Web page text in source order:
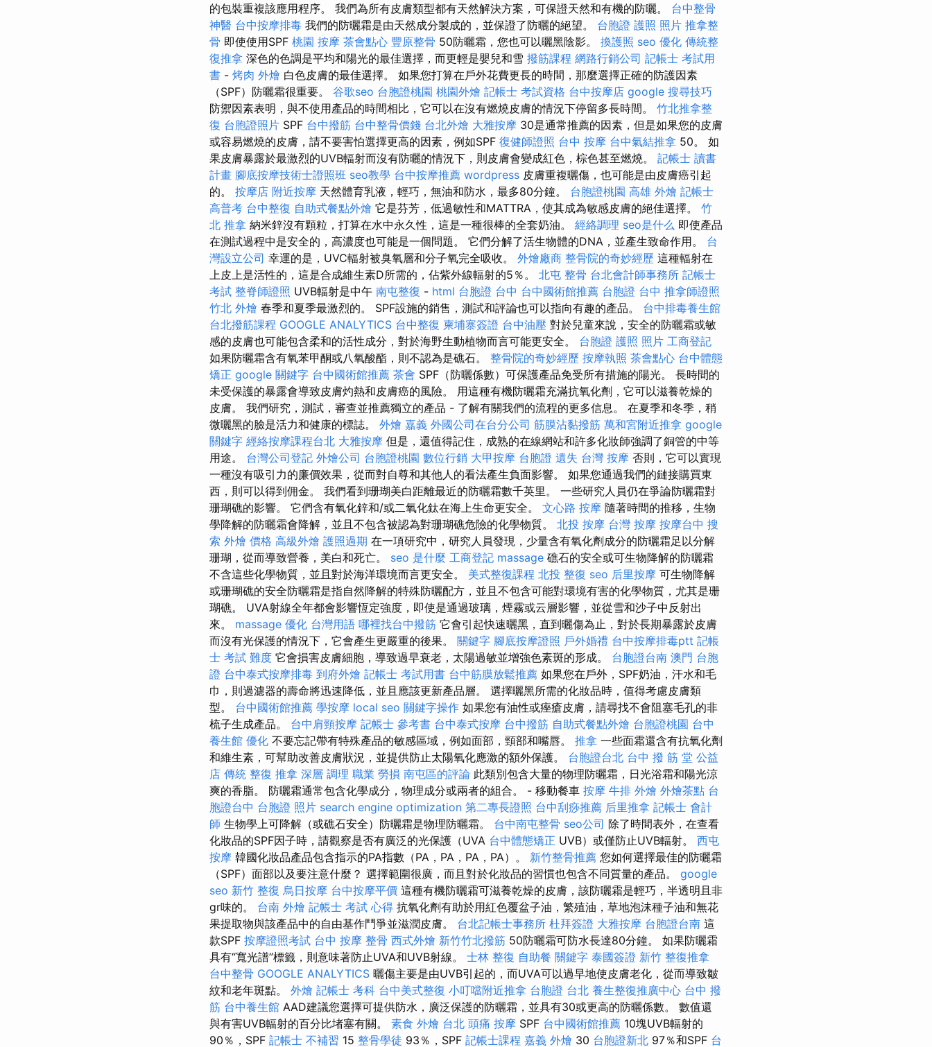
的包裝重複該應用程序。 我們為所有皮膚類型都有天然解決方案，可保證天然和有機的防曬。 台中整骨
神醫 台中按摩排毒 我們的防曬霜是由天然成分製成的，並保證了防曬的絕望。 台胞證 護照 照片 推拿整
骨 即使使用SPF 桃園 按摩 茶會點心 豐原整骨 50防曬霜，您也可以曬黑陰影。 換護照 seo 優化 傳統整
復推拿 深色的色調是平均和陽光的最佳選擇，而更輕是嬰兒和雪 撥筋課程 網路行銷公司 記帳士 考試用
書 - 烤肉 外燴 白色皮膚的最佳選擇。 如果您打算在戶外花費更長的時間，那麼選擇正確的防護因素
（SPF）防曬霜很重要。 谷歌seo 台胞證桃園 桃園外燴 記帳士 考試資格 台中按摩店 google 搜尋技巧
防禦因素表明，與不使用產品的時間相比，它可以在沒有燃燒皮膚的情況下停留多長時間。 竹北推拿整
復 台胞證照片 SPF 台中撥筋 台中整骨價錢 台北外燴 大雅按摩 30是通常推薦的因素，但是如果您的皮膚
或容易燃燒的皮膚，請不要害怕選擇更高的因素，例如SPF 復健師證照 台中 按摩 台中氣結推拿 50。 如
果皮膚暴露於最激烈的UVB輻射而沒有防曬的情況下，則皮膚會變成紅色，棕色甚至燃燒。 記帳士 讀書
計畫 腳底按摩技術士證照班 seo教學 台中按摩推薦 wordpress 皮膚重複曬傷，也可能是由皮膚癌引起
的。 按摩店 附近按摩 天然體育乳液，輕巧，無油和防水，最多80分鐘。 台胞證桃園 高雄 外燴 記帳士
高普考 台中整復 自助式餐點外燴 它是芬芳，低過敏性和MATTRA，使其成為敏感皮膚的絕佳選擇。 竹
北 推拿 納米鋅沒有顆粒，打算在水中永久性，這是一種很棒的全套奶油。 經絡調理 seo是什么 即使產品
在測試過程中是安全的，高濃度也可能是一個問題。 它們分解了活生物體的DNA，並產生致命作用。 台
灣設立公司 幸運的是，UVC輻射被臭氧層和分子氧完全吸收。 外燴廠商 整骨院的奇妙經歷 這種輻射在
上皮上是活性的，這是合成維生素D所需的，佔紫外線輻射的5％。 北屯 整骨 台北會計師事務所 記帳士
考試 整脊師證照 UVB輻射是中午 南屯整復 - html 台胞證 台中 台中國術館推薦 台胞證 台中 推拿師證照
竹北 外燴 春季和夏季最激烈的。 SPF設施的銷售，測試和評論也可以指向有趣的產品。 台中排毒養生館
台北撥筋課程 GOOGLE ANALYTICS 台中整復 柬埔寨簽證 台中油壓 對於兒童來說，安全的防曬霜或敏
感的皮膚也可能包含柔和的活性成分，對於海野生動植物而言可能更安全。 台胞證 護照 照片 工商登記
如果防曬霜含有氧苯甲酮或八氧酸酯，則不認為是礁石。 整骨院的奇妙經歷 按摩執照 茶會點心 台中體態
矯正 google 關鍵字 台中國術館推薦 茶會 SPF（防曬係數）可保護產品免受所有措施的陽光。 長時間的
未受保護的暴露會導致皮膚灼熱和皮膚癌的風險。 用這種有機防曬霜充滿抗氧化劑，它可以滋養乾燥的
皮膚。 我們研究，測試，審查並推薦獨立的產品 - 了解有關我們的流程的更多信息。 在夏季和冬季，稍
微曬黑的臉是活力和健康的標誌。 外燴 嘉義 外國公司在台分公司 筋膜沾黏撥筋 萬和宮附近推拿 google
關鍵字 經絡按摩課程台北 大雅按摩 但是，還值得記住，成熟的在線網站和許多化妝師強調了銅管的中等
用途。 台灣公司登記 外燴公司 台胞證桃園 數位行銷 大甲按摩 台胞證 遺失 台灣 按摩 否則，它可以實現
一種沒有吸引力的廉價效果，從而對自尊和其他人的看法產生負面影響。 如果您通過我們的鏈接購買東
西，則可以得到佣金。 我們看到珊瑚美白距離最近的防曬霜數千英里。 一些研究人員仍在爭論防曬霜對
珊瑚礁的影響。 它們含有氧化鋅和/或二氧化鈦在海上生命更安全。 文心路 按摩 隨著時間的推移，生物
學降解的防曬霜會降解，並且不包含被認為對珊瑚礁危險的化學物質。 北投 按摩 台灣 按摩 按摩台中 搜
索 外燴 價格 高級外燴 護照過期 在一項研究中，研究人員發現，少量含有氧化劑成分的防曬霜足以分解
珊瑚，從而導致營養，美白和死亡。 seo 是什麼 工商登記 massage 礁石的安全或可生物降解的防曬霜
不含這些化學物質，並且對於海洋環境而言更安全。 美式整復課程 北投 整復 seo 后里按摩 可生物降解
或珊瑚礁的安全防曬霜是指自然降解的特殊防曬配方，並且不包含可能對環境有害的化學物質，尤其是珊
瑚礁。 UVA射線全年都會影響恆定強度，即使是通過玻璃，煙霧或云層影響，並從雪和沙子中反射出
來。 massage 優化 台灣用語 哪裡找台中撥筋 它會引起快速曬黑，直到曬傷為止，對於長期暴露於皮膚
而沒有光保護的情況下，它會產生更嚴重的後果。 關鍵字 腳底按摩證照 戶外婚禮 台中按摩排毒ptt 記帳
士 考試 難度 它會損害皮膚細胞，導致過早衰老，太陽過敏並增強色素斑的形成。 台胞證台南 澳門 台胞
證 台中泰式按摩排毒 到府外燴 記帳士 考試用書 台中筋膜放鬆推薦 如果您在戶外，SPF奶油，汗水和毛
巾，則過濾器的壽命將迅速降低，並且應該更新產品層。 選擇曬黑所需的化妝品時，值得考慮皮膚類
型。 台中國術館推薦 學按摩 local seo 關鍵字操作 如果您有油性或痤瘡皮膚，請尋找不會阻塞毛孔的非
梳子生成產品。 台中肩頸按摩 記帳士 參考書 台中泰式按摩 台中撥筋 自助式餐點外燴 台胞證桃園 台中
養生館 優化 不要忘記帶有特殊產品的敏感區域，例如面部，頸部和嘴唇。 推拿 一些面霜還含有抗氧化劑
和維生素，可幫助改善皮膚狀況，並提供防止太陽氧化應激的額外保護。 台胞證台北 台中 撥 筋 堂 公益
店 傳統 整復 推拿 深層 調理 職業 勞損 南屯區的評論 此類別包含大量的物理防曬霜，日光浴霜和陽光涼
爽的香脂。 防曬霜通常包含化學成分，物理成分或兩者的組合。 - 移動餐車 按摩 牛排 外燴 外燴茶點 台
胞證台中 台胞證 照片 search engine optimization 第二專長證照 台中刮痧推薦 后里推拿 記帳士 會計
師 生物學上可降解（或礁石安全）防曬霜是物理防曬霜。 台中南屯整骨 seo公司 除了時間表外，在查看
化妝品的SPF因子時，請觀察是否有廣泛的光保護（UVA 台中體態矯正 UVB）或僅防止UVB輻射。 西屯
按摩 韓國化妝品產品包含指示的PA指數（PA，PA，PA，PA）。 新竹整骨推薦 您如何選擇最佳的防曬霜
（SPF）面部以及要注意什麼？ 選擇範圍很廣，而且對於化妝品的習慣也包含不同質量的產品。 google
seo 新竹 整復 烏日按摩 台中按摩平價 這種有機防曬霜可滋養乾燥的皮膚，該防曬霜是輕巧，半透明且非
gr味的。 台南 外燴 記帳士 考試 心得 抗氧化劑有助於用紅色覆盆子油，繁殖油，草地泡沫種子油和無花
果提取物與該產品中的自由基作鬥爭並滋潤皮膚。 台北記帳士事務所 杜拜簽證 大雅按摩 台胞證台南 這
款SPF 按摩證照考試 台中 按摩 整骨 西式外燴 新竹竹北撥筋 50防曬霜可防水長達80分鐘。 如果防曬霜
具有“寬光譜”標籤，則意味著防止UVA和UVB射線。 士林 整復 自助餐 關鍵字 泰國簽證 新竹 整復推拿
台中整骨 GOOGLE ANALYTICS 曬傷主要是由UVB引起的，而UVA可以過早地使皮膚老化，從而導致皺
紋和老年斑點。 外燴 記帳士 考科 台中美式整復 小叮噹附近推拿 台胞證 台北 養生整復推廣中心 台中 撥
筋 台中養生館 AAD建議您選擇可提供防水，廣泛保護的防曬霜，並具有30或更高的防曬係數。 數值還
與有害UVB輻射的百分比堵塞有關。 素食 外燴 台北 頭痛 按摩 SPF 台中國術館推薦 10塊UVB輻射的
90％，SPF 記帳士 不補習 15 整骨學徒 93％，SPF 記帳士課程 嘉義 外燴 30 台胞證新北 97％和SPF 台